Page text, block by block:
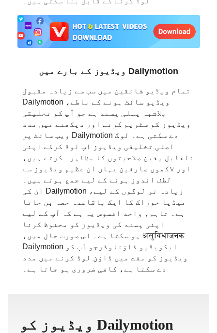
العربية
தமிழ்
తెలుగు
हिंदी
Malaysia
Việt Nam
Dailymotion ویڈیوز کے بارے میں
تمام ویڈیو شائقین میں سب سے زیادہ مقبول
ویڈیو سائٹ ہونے کے ناطے، Dailymotion
بلاشبہ پہلی پسند ہے جو آپ کو تخلیقی
ویڈیوز کو سٹریم کرنے اور دیکھنے میں مدد
دے سکتی ہے۔ لوگ Dailymotion ویب سائٹ پر
اصلی تخلیقی ویڈیوز اپ لوڈ کرکے اپنی
ناقابل یقین صلاحیتوں کا مظاہرہ کرتے ہیں،
اور لاکھوں صارفین یہاں ان عظیم ویڈیوز سے
لطف اندوز ہونے کے لیے جمع ہوتے ہیں۔
زیادہ تر لوگوں کے لیے، Dailymotion ان کی
میڈیا خوراک کا ایک باقاعدہ حصہ بن جاتا
ہے۔ تاہم، واحد افسوس یہ ہے کہ آپ کے لیے
اپنی پسند کی ویڈیوز کو محفوظ کرنا
असुविधाजनक ہو سکتا ہے۔ اس صورت حال میں،
ایکویڈیو ڈاؤنلوڈرجو آپ کو Dailymotion
ویڈیوز کو مفت میں ڈاؤن لوڈ کرنے میں مدد
دے سکتا ہے، کافی ضروری ہو جاتا ہے۔
Dailymotion ویڈیوز کو